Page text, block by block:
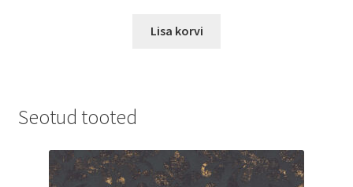
Lisa korvi
Seotud tooted